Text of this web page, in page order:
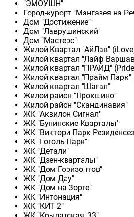
"ЭМОУШН"
Город-курорт "Мангазея на
Дом "Достижение"
Дом "Лаврушинский"
Дом "Мастерс"
Жилой Квартал "АйЛав"
Жилой квартал "Лайф
Жилой квартал "ПРАЙД"
Жилой квартал "Прайм Парк"
Жилой квартал "Шагал"
Жилой район "Прокшино"
Жилой район "Скандинавия"
ЖК "Аквилон Сигнал"
ЖК "Бунинские Кварталы"
ЖК "Виктори Парк
ЖК "Гоголь Парк"
ЖК "Детали"
ЖК "Дзен-кварталы"
ЖК "Дом Горизонтов"
ЖК "Дом Дау"
ЖК "Дом на Зорге"
ЖК "Интонация"
ЖК "КИТ 2"